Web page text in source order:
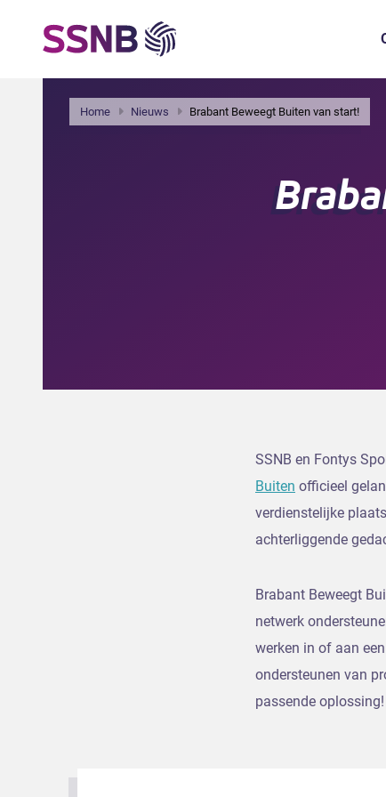
Home Nieuws Brabant Beweegt Buiten van start!
SSNB en Fontys
Buiten officieel
verdienstelijke
achterliggende
Brabant Beweegt
netwerk
werken in of aan
ondersteunen van
passende oplossing!